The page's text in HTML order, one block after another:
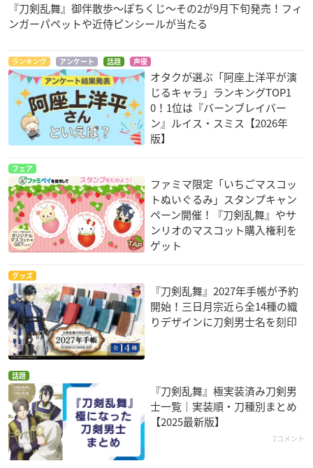
『刀剣乱舞』御伴散歩～ぽちくじ～その2が9月下旬発売！フィ
ンガーパペットや近侍ピンシールが当たる
ランキング アンケート 話題 声優
オタクが選ぶ「阿座上洋平が演
じるキャラ」ランキングTOP1
0！1位は『バーンブレイバー
ン』ルイス・スミス【2026年
版】
フェア
ファミマ限定「いちごマスコッ
トぬいぐるみ」スタンプキャン
ペーン開催！『刀剣乱舞』やサ
ンリオのマスコット購入権利を
ゲット
グッズ
『刀剣乱舞』2027年手帳が予約
開始！三日月宗近ら全14種の織
りデザインに刀剣男士名を刻印
話題
『刀剣乱舞』極実装済み刀剣男
士一覧｜実装順・刀種別まとめ
【2025最新版】
2コメント